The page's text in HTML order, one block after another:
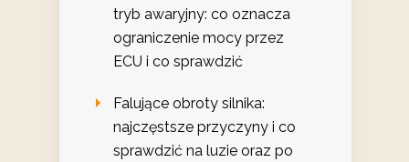
tryb awaryjny: co oznacza
ograniczenie mocy przez
ECU i co sprawdzić
Falujące obroty silnika:
najczęstsze przyczyny i co
sprawdzić na luzie oraz po